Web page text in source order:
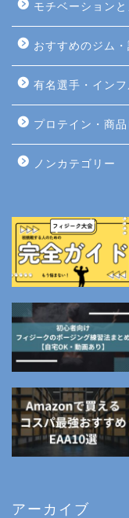
モチベーション
おすすめのジム
有名選手・イン
プロテイン・商
ノンカテゴリー
アーカイブ